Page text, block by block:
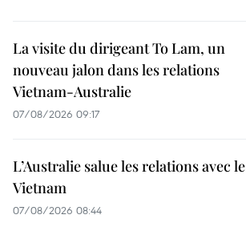
La visite du dirigeant To Lam, un
nouveau jalon dans les relations
Vietnam-Australie
07/08/2026 09:17
L’Australie salue les relations avec le
Vietnam
07/08/2026 08:44